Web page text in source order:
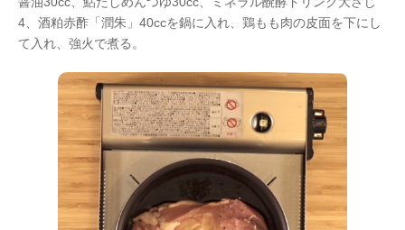
4、酒粕赤酢「潤朱」40ccを鍋に入れ、鶏もも肉の皮面を下にし
て入れ、強火で煮る。